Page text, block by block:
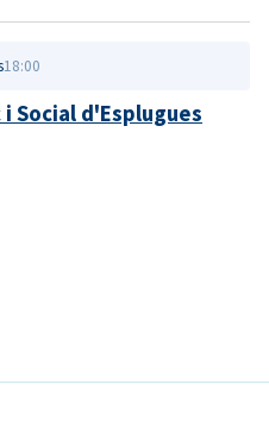
18:00
Social d'Esplugues